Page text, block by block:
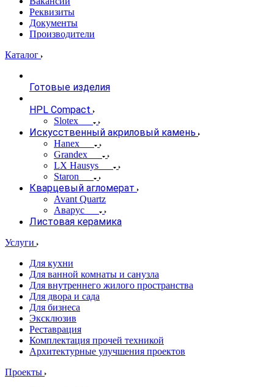
Реквизиты
Документы
Производители
Каталог
Готовые изделия
HPL Compact
Slotex
Искусственный акриловый камень
Hanex
Grandex
LX Hausys
Staron
Кварцевый агломерат
Avant Quartz
Аварус
Листовая керамика
Услуги
Для кухни
Для ванной комнаты и санузла
Для внутреннего жилого пространства
Для двора и сада
Для бизнеса
Эксклюзив
Реставрация
Комплектация прочей техникой
Архитектурные улучшения проектов
Проекты